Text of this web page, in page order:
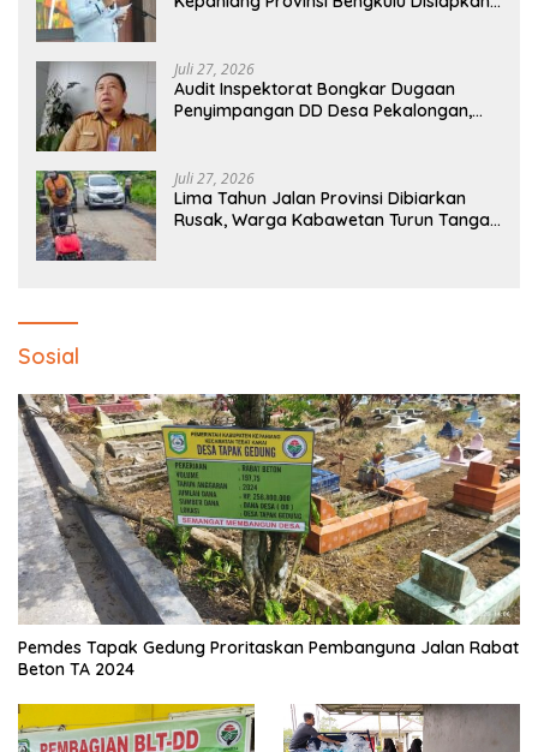
Juli 27, 2026
Audit Inspektorat Bongkar Dugaan
Penyimpangan DD Desa Pekalongan,
Juli 27, 2026
Lima Tahun Jalan Provinsi Dibiarkan
Rusak, Warga Kabawetan Turun Tangan
Sosial
Pemdes Tapak Gedung Proritaskan Pembanguna Jalan Rabat
Beton TA 2024